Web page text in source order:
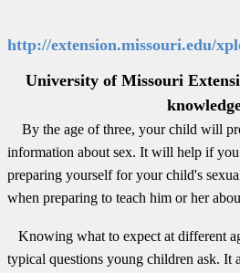
http://extension.missouri.edu/
Universityof Missouri
By the age of three, your child will
information about sex. It will help if you
preparing yourself for your child's
when preparing to teach him or her
Knowing what to expect at different
typical questions young children ask. It